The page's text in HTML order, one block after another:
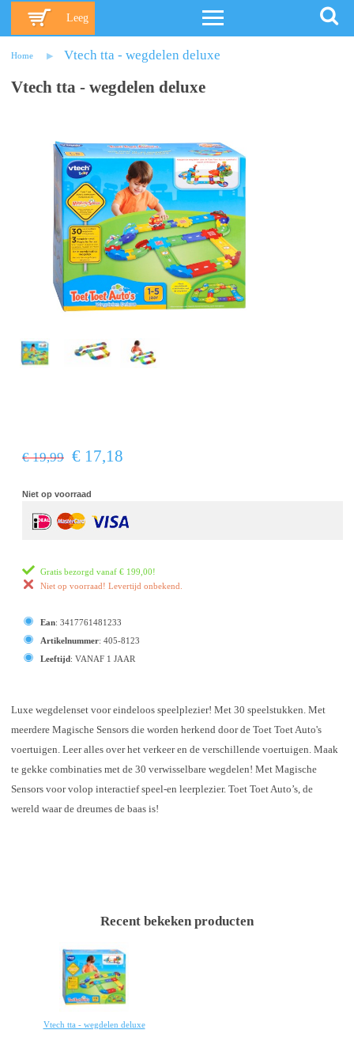
Leeg
Home Vtech tta - wegdelen deluxe
Vtech tta - wegdelen deluxe
€ 19,99 € 17,18
Niet op voorraad
Gratis bezorgd vanaf € 199,00!
Niet op voorraad! Levertijd onbekend.
Ean: 3417761481233
Artikelnummer: 405-8123
Leeftijd: VANAF 1 JAAR
Luxe wegdelenset voor eindeloos speelplezier! Met 30 speelstukken. Met
meerdere Magische Sensors die worden herkend door de Toet Toet Auto's
voertuigen. Leer alles over het verkeer en de verschillende voertuigen. Maak
te gekke combinaties met de 30 verwisselbare wegdelen! Met Magische
Sensors voor volop interactief speel-en leerplezier. Toet Toet Auto’s, de
wereld waar de dreumes de baas is!
Recent bekeken producten
Vtech tta - wegdelen deluxe